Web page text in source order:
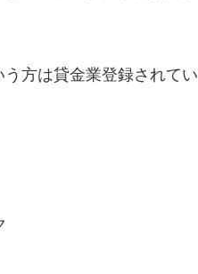
方は貸金業登録されて